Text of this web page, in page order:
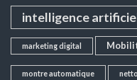
intelligence
marketing digital
montre automatique